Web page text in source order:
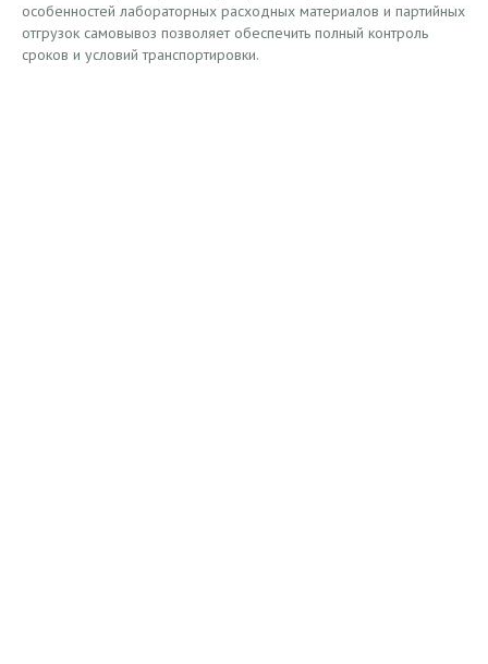
особенностей лабораторных расходных материалов и партийных
отгрузок самовывоз позволяет обеспечить полный контроль
сроков и условий транспортировки.